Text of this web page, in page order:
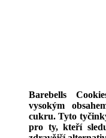
Barebells
vysokým
cukru. Tyto
pro ty, kteří